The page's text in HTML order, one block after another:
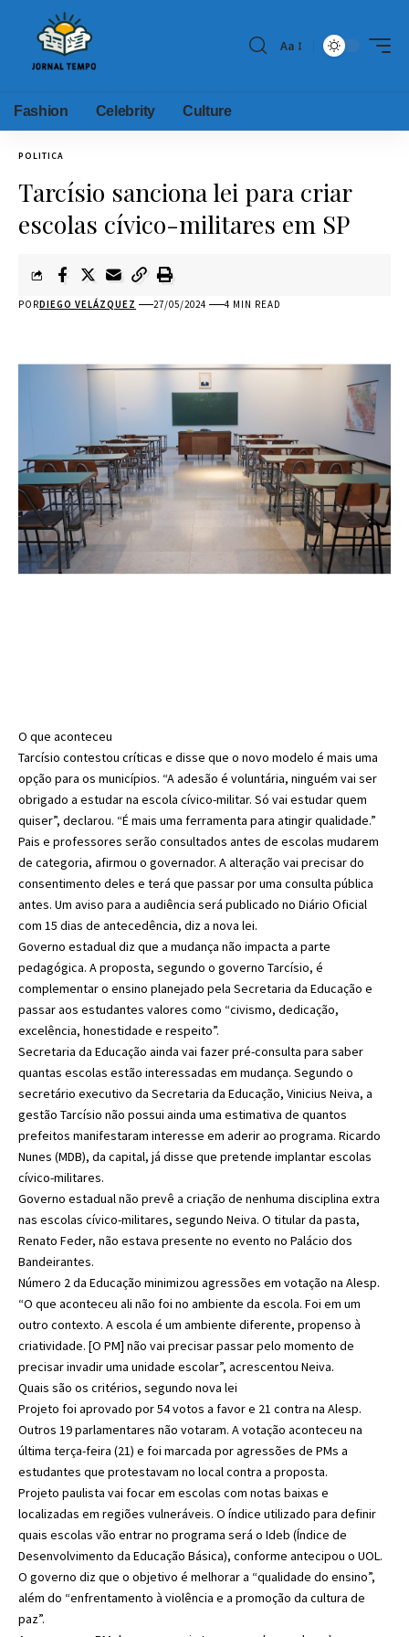
Aa
Fashion Celebrity Culture
POLITICA
Tarcísio sanciona lei para criar
escolas cívico-militares em SP
PORDIEGO VELÁZQUEZ 27/05/2024 4 MIN READ
O que aconteceu
Tarcísio contestou críticas e disse que o novo modelo é mais uma
opção para os municípios. “A adesão é voluntária, ninguém vai ser
obrigado a estudar na escola cívico-militar. Só vai estudar quem
quiser”, declarou. “É mais uma ferramenta para atingir qualidade.”
Pais e professores serão consultados antes de escolas mudarem
de categoria, afirmou o governador. A alteração vai precisar do
consentimento deles e terá que passar por uma consulta pública
antes. Um aviso para a audiência será publicado no Diário Oficial
com 15 dias de antecedência, diz a nova lei.
Governo estadual diz que a mudança não impacta a parte
pedagógica. A proposta, segundo o governo Tarcísio, é
complementar o ensino planejado pela Secretaria da Educação e
passar aos estudantes valores como “civismo, dedicação,
excelência, honestidade e respeito”.
Secretaria da Educação ainda vai fazer pré-consulta para saber
quantas escolas estão interessadas em mudança. Segundo o
secretário executivo da Secretaria da Educação, Vinicius Neiva, a
gestão Tarcísio não possui ainda uma estimativa de quantos
prefeitos manifestaram interesse em aderir ao programa. Ricardo
Nunes (MDB), da capital, já disse que pretende implantar escolas
cívico-militares.
Governo estadual não prevê a criação de nenhuma disciplina extra
nas escolas cívico-militares, segundo Neiva. O titular da pasta,
Renato Feder, não estava presente no evento no Palácio dos
Bandeirantes.
Número 2 da Educação minimizou agressões em votação na Alesp.
“O que aconteceu ali não foi no ambiente da escola. Foi em um
outro contexto. A escola é um ambiente diferente, propenso à
criatividade. [O PM] não vai precisar passar pelo momento de
precisar invadir uma unidade escolar”, acrescentou Neiva.
Quais são os critérios, segundo nova lei
Projeto foi aprovado por 54 votos a favor e 21 contra na Alesp.
Outros 19 parlamentares não votaram. A votação aconteceu na
última terça-feira (21) e foi marcada por agressões de PMs a
estudantes que protestavam no local contra a proposta.
Projeto paulista vai focar em escolas com notas baixas e
localizadas em regiões vulneráveis. O índice utilizado para definir
quais escolas vão entrar no programa será o Ideb (Índice de
Desenvolvimento da Educação Básica), conforme antecipou o UOL.
O governo diz que o objetivo é melhorar a “qualidade do ensino”,
além do “enfrentamento à violência e a promoção da cultura de
paz”.